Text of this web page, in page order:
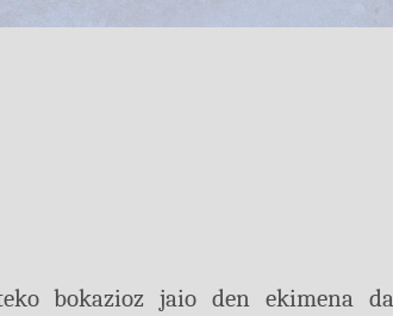
bokazioz jaio den ekimena da